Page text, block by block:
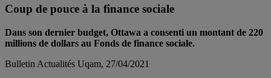
Coup de pouce à la finance sociale
Dans son dernier budget, Ottawa a consenti un montant de 220
millions de dollars au Fonds de finance sociale.
Bulletin Actualités Uqam, 27/04/2021